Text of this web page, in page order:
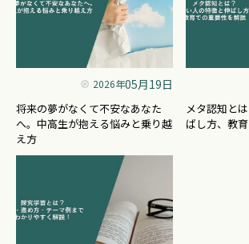
2026年05月19日
将来の夢がなくて不安なあなた
へ。中高生が抱える悩みと乗り越
え方
メタ認知と
ばし方、教